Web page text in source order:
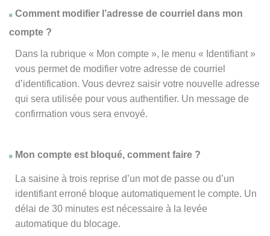
Comment modifier l’adresse de courriel dans mon
compte ?
Dans la rubrique « Mon compte », le menu « Identifiant »
vous permet de modifier votre adresse de courriel
d’identification. Vous devrez saisir votre nouvelle adresse
qui sera utilisée pour vous authentifier. Un message de
confirmation vous sera envoyé.
Mon compte est bloqué, comment faire ?
La saisine à trois reprise d’un mot de passe ou d’un
identifiant erroné bloque automatiquement le compte. Un
délai de 30 minutes est nécessaire à la levée
automatique du blocage.